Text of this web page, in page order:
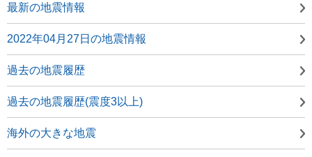
最新の地震情報
2022年04月27日の地震情報
過去の地震履歴
過去の地震履歴(震度3以上)
海外の大きな地震